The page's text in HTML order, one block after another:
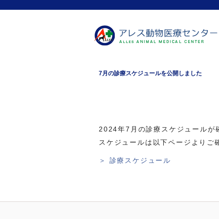
7月の診療スケジュールを公開しました
2024年7月の診療スケジュールが
スケジュールは以下ページよりご
＞ 診療スケジュール